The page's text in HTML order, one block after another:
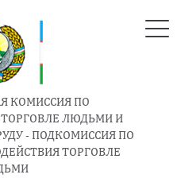
КОМИССИЯ ПО
ЛЮДЬМИ И
- ПОДКОМИССИЯ ПО
ТОРГОВЛЕ